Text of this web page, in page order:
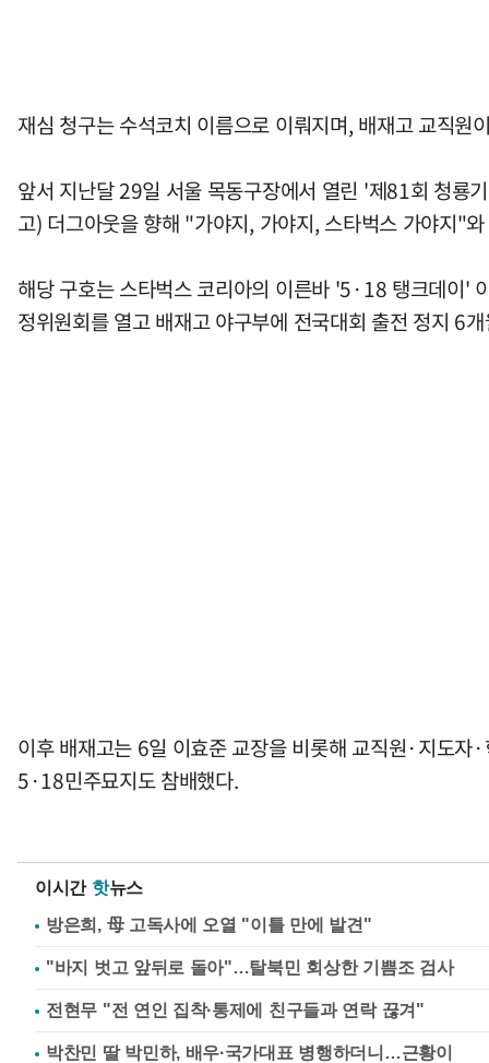
재심 청구는 수석코치 이름으로 이뤄지며, 배재고 교직원
앞서 지난달 29일 서울 목동구장에서 열린 '제81회 청룡
고) 더그아웃을 향해 "가야지, 가야지, 스타벅스 가야지"
해당 구호는 스타벅스 코리아의 이른바 '5·18 탱크데이'
정위원회를 열고 배재고 야구부에 전국대회 출전 정지 6
이후 배재고는 6일 이효준 교장을 비롯해 교직원·지도
5·18민주묘지도 참배했다.
이시간 핫뉴스
방은희, 母 고독사에 오열 "이틀 만에 발견"
"바지 벗고 앞뒤로 돌아"…탈북민 회상한 기쁨조 검사
전현무 "전 연인 집착·통제에 친구들과 연락 끊겨"
박찬민 딸 박민하, 배우·국가대표 병행하더니…근황이